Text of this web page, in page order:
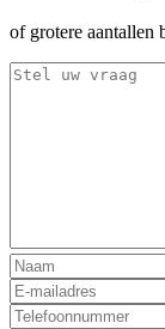
of grotere aantallen